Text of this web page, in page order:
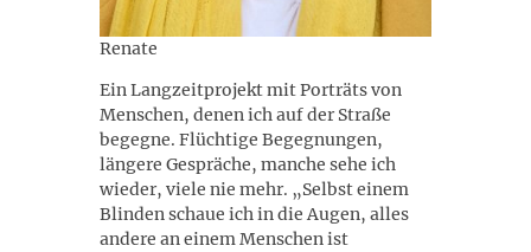
Renate
Ein Langzeitprojekt mit Porträts von
Menschen, denen ich auf der Straße
begegne. Flüchtige Begegnungen,
längere Gespräche, manche sehe ich
wieder, viele nie mehr. „Selbst einem
Blinden schaue ich in die Augen, alles
andere an einem Menschen ist